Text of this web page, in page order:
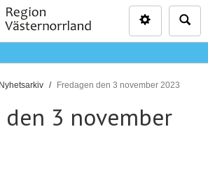
Nyhetsarkiv Fredagen den 3 november 2023
den 3 november